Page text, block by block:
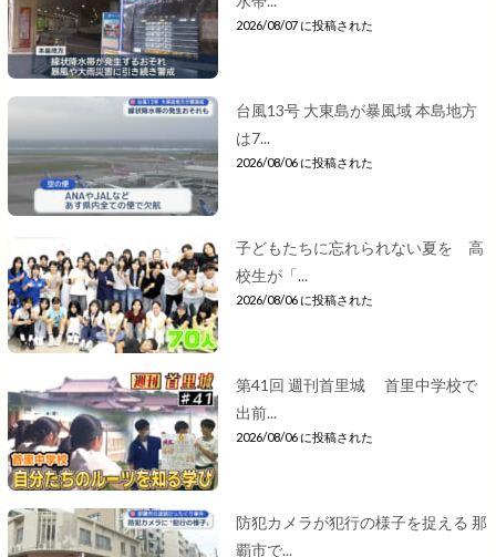
2026/08/07 に投稿された
台風13号 大東島が暴風域 本島地方
は7...
2026/08/06 に投稿された
子どもたちに忘れられない夏を 高
校生が「...
2026/08/06 に投稿された
第41回 週刊首里城 首里中学校で
出前...
2026/08/06 に投稿された
防犯カメラが犯行の様子を捉える 那
覇市で...